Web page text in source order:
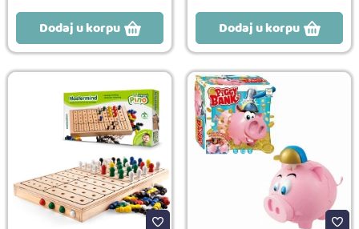
Dodaj u korpu Dodaj u korpu